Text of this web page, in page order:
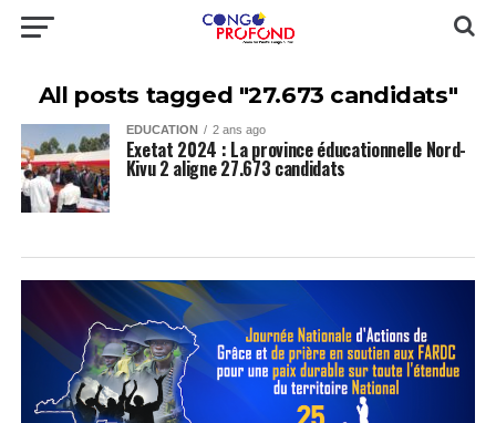
All posts tagged "27.673 candidats"
EDUCATION 2 ans ago
Exetat 2024 : La province éducationnelle Nord-
Kivu 2 aligne 27.673 candidats